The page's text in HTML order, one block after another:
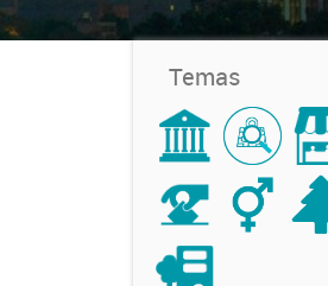
Temas